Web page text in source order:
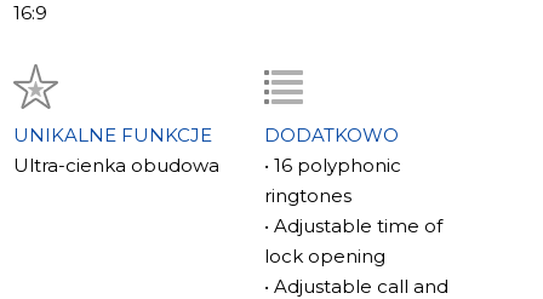
16:9
UNIKALNE FUNKCJE
Ultra-cienka obudowa
DODATKOWO
• 16 polyphonic
ringtones
• Adjustable time of
lock opening
• Adjustable call and